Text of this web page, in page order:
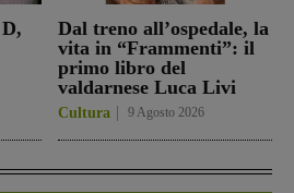
Dal treno all’ospedale, la
vita in “Frammenti”: il
primo libro del
valdarnese Luca Livi
Cultura 9 Agosto 2026